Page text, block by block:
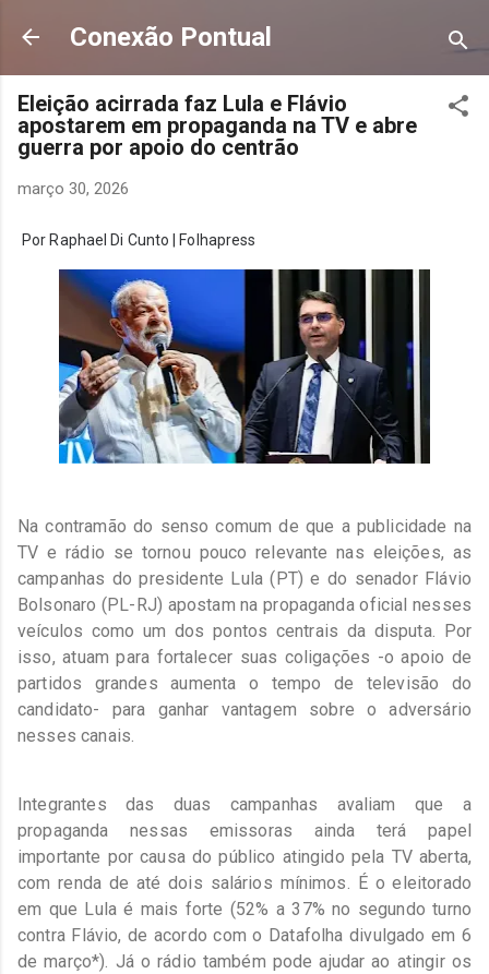
Pular para o conteúdo principal
Conexão Pontual
Eleição acirrada faz Lula e Flávio
apostarem em propaganda na TV e abre
guerra por apoio do centrão
março 30, 2026
PorRaphael Di Cunto | Folhapress
Na contramão do senso comum de que a publicidade na
TV e rádio se tornou pouco relevante nas eleições, as
campanhas do presidente Lula (PT) e do senador Flávio
Bolsonaro (PL-RJ) apostam na propaganda oficial nesses
veículos como um dos pontos centrais da disputa. Por
isso, atuam para fortalecer suas coligações -o apoio de
partidos grandes aumenta o tempo de televisão do
candidato- para ganhar vantagem sobre o adversário
nesses canais.
Integrantes das duas campanhas avaliam que a
propaganda nessas emissoras ainda terá papel
importante por causa do público atingido pela TV aberta,
com renda de até dois salários mínimos. É o eleitorado
em que Lula é mais forte (52% a 37% no segundo turno
contra Flávio, de acordo com o Datafolha divulgado em 6
de março*). Já o rádio também pode ajudar ao atingir os